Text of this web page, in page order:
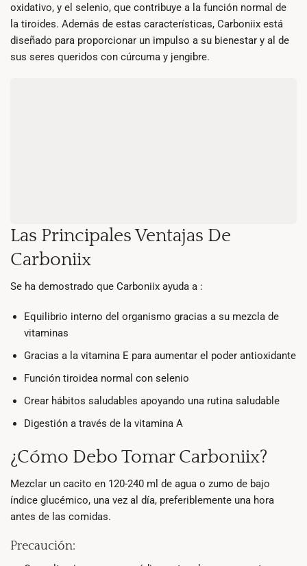
oxidativo, y el selenio, que contribuye a la función normal de
la tiroides. Además de estas características, Carboniix está
diseñado para proporcionar un impulso a su bienestar y al de
sus seres queridos con cúrcuma y jengibre.
Las Principales Ventajas De
Carboniix
Se ha demostrado que Carboniix ayuda a :
Equilibrio interno del organismo gracias a su mezcla de
vitaminas
Gracias a la vitamina E para aumentar el poder antioxidante
Función tiroidea normal con selenio
Crear hábitos saludables apoyando una rutina saludable
Digestión a través de la vitamina A
¿Cómo Debo Tomar Carboniix?
Mezclar un cacito en 120-240 ml de agua o zumo de bajo
índice glucémico, una vez al día, preferiblemente una hora
antes de las comidas.
Precaución: